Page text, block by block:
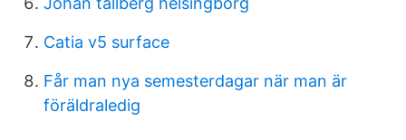
Catia v5 surface
Får man nya semesterdagar när man är
föräldraledig